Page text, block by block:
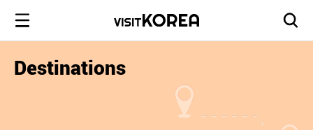
Destinations